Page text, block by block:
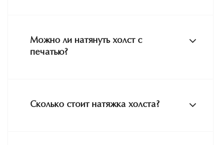
Можно ли натянуть холст с
печатью?
Сколько стоит натяжка холста?